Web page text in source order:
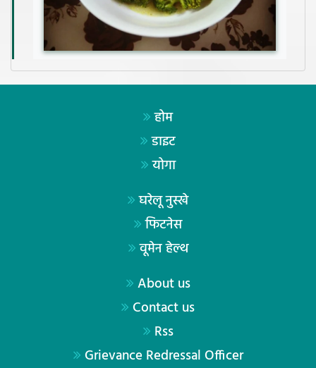
होम
डाइट
योगा
घरेलू नुस्खे
फिटनेस
वूमेन हेल्थ
About us
Contact us
Rss
Grievance Redressal Officer